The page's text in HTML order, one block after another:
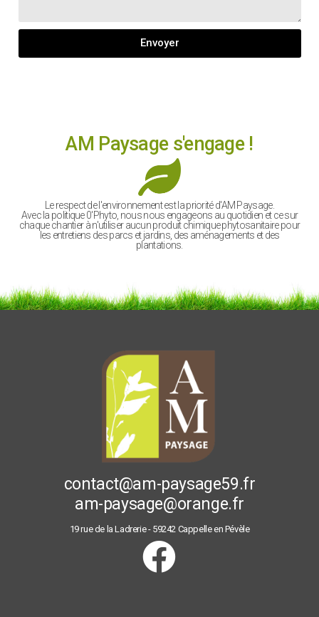
Envoyer
AM Paysage s'engage !
Le respect de l'environnement est la priorité d'AM Paysage.
Avec la politique 0'Phyto, nous nous engageons au quotidien et ce sur
chaque chantier à n'utiliser aucun produit chimique phytosanitaire pour
les entretiens des parcs et jardins, des aménagements et des
plantations.
contact@am-paysage59.fr
am-paysage@orange.fr
19 rue de la Ladrerie - 59242 Cappelle en Pévèle